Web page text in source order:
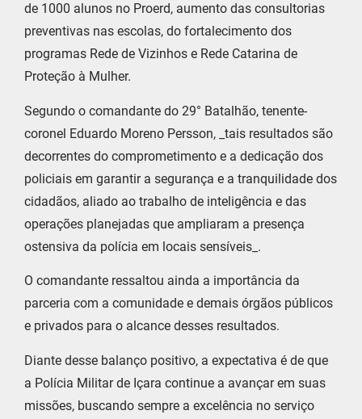
de 1000 alunos no Proerd, aumento das consultorias
preventivas nas escolas, do fortalecimento dos
programas Rede de Vizinhos e Rede Catarina de
Proteção à Mulher.
Segundo o comandante do 29° Batalhão, tenente-
coronel Eduardo Moreno Persson, _tais resultados são
decorrentes do comprometimento e a dedicação dos
policiais em garantir a segurança e a tranquilidade dos
cidadãos, aliado ao trabalho de inteligência e das
operações planejadas que ampliaram a presença
ostensiva da polícia em locais sensíveis_.
O comandante ressaltou ainda a importância da
parceria com a comunidade e demais órgãos públicos
e privados para o alcance desses resultados.
Diante desse balanço positivo, a expectativa é de que
a Polícia Militar de Içara continue a avançar em suas
missões, buscando sempre a excelência no serviço